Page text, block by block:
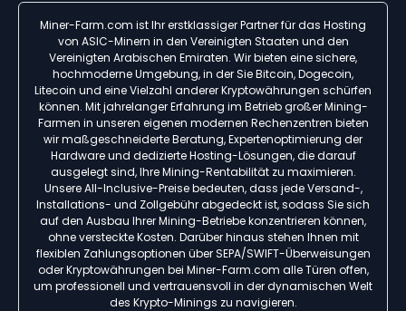
Miner-Farm.com ist Ihr erstklassiger Partner für das Hosting
von ASIC-Minern in den Vereinigten Staaten und den
Vereinigten Arabischen Emiraten. Wir bieten eine sichere,
hochmoderne Umgebung, in der Sie Bitcoin, Dogecoin,
Litecoin und eine Vielzahl anderer Kryptowährungen schürfen
können. Mit jahrelanger Erfahrung im Betrieb großer Mining-
Farmen in unseren eigenen modernen Rechenzentren bieten
wir maßgeschneiderte Beratung, Expertenoptimierung der
Hardware und dedizierte Hosting-Lösungen, die darauf
ausgelegt sind, Ihre Mining-Rentabilität zu maximieren.
Unsere All-Inclusive-Preise bedeuten, dass jede Versand-,
Installations- und Zollgebühr abgedeckt ist, sodass Sie sich
auf den Ausbau Ihrer Mining-Betriebe konzentrieren können,
ohne versteckte Kosten. Darüber hinaus stehen Ihnen mit
flexiblen Zahlungsoptionen über SEPA/SWIFT-Überweisungen
oder Kryptowährungen bei Miner-Farm.com alle Türen offen,
um professionell und vertrauensvoll in der dynamischen Welt
des Krypto-Minings zu navigieren.